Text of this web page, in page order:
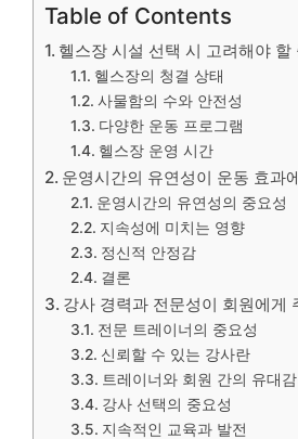
Table of Contents
헬스장 시설 선택 시 고려해야 할
헬스장의 청결 상태
사물함의 수와 안전성
다양한 운동 프로그램
헬스장 운영 시간
운영시간의 유연성이 운동 효과
운영시간의 유연성의 중요성
지속성에 미치는 영향
정신적 안정감
결론
강사 경력과 전문성이 회원에게
전문 트레이너의 중요성
신뢰할 수 있는 강사란
트레이너와 회원 간의 유대감
강사 선택의 중요성
지속적인 교육과 발전